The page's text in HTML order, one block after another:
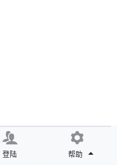
登陆 帮助